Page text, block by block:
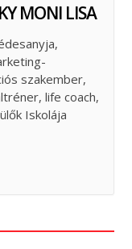
MONI LISA
szakember,
life coach,
Iskolája